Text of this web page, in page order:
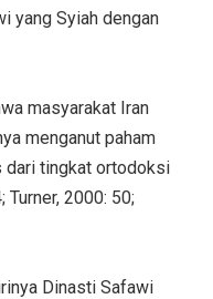
yang Syiah dengan
masyarakat Iran
menganut paham
dari tingkat ortodoksi
2000: 50;
Dinasti Safawi